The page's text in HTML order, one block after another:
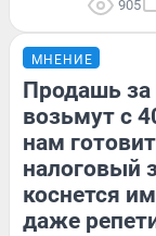
905
МНЕНИЕ
Продашь за
возьмут с
нам
налоговый
коснется
даже